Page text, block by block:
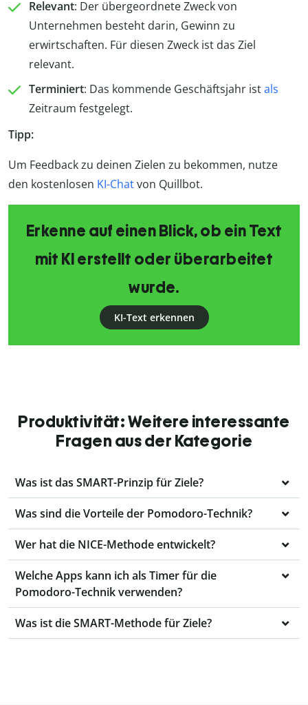
Relevant: Der übergeordnete Zweck von
Unternehmen besteht darin, Gewinn zu
erwirtschaften. Für diesen Zweck ist das Ziel
relevant.
Terminiert: Das kommende Geschäftsjahr istals
Zeitraum festgelegt.
Tipp:
Um Feedback zu deinen Zielen zu bekommen, nutze
den kostenlosen KI-Chatvon Quillbot.
Erkenne auf einen Blick, ob ein Text
mit KI erstellt oder überarbeitet
wurde.
KI-Text erkennen
Produktivität: Weitere interessante
Fragen aus der Kategorie
Was ist das SMART-Prinzip für Ziele?
Was sind die Vorteile der Pomodoro-Technik?
Wer hat die NICE-Methode entwickelt?
Welche Apps kann ich als Timer für die
Pomodoro-Technik verwenden?
Was ist die SMART-Methode für Ziele?